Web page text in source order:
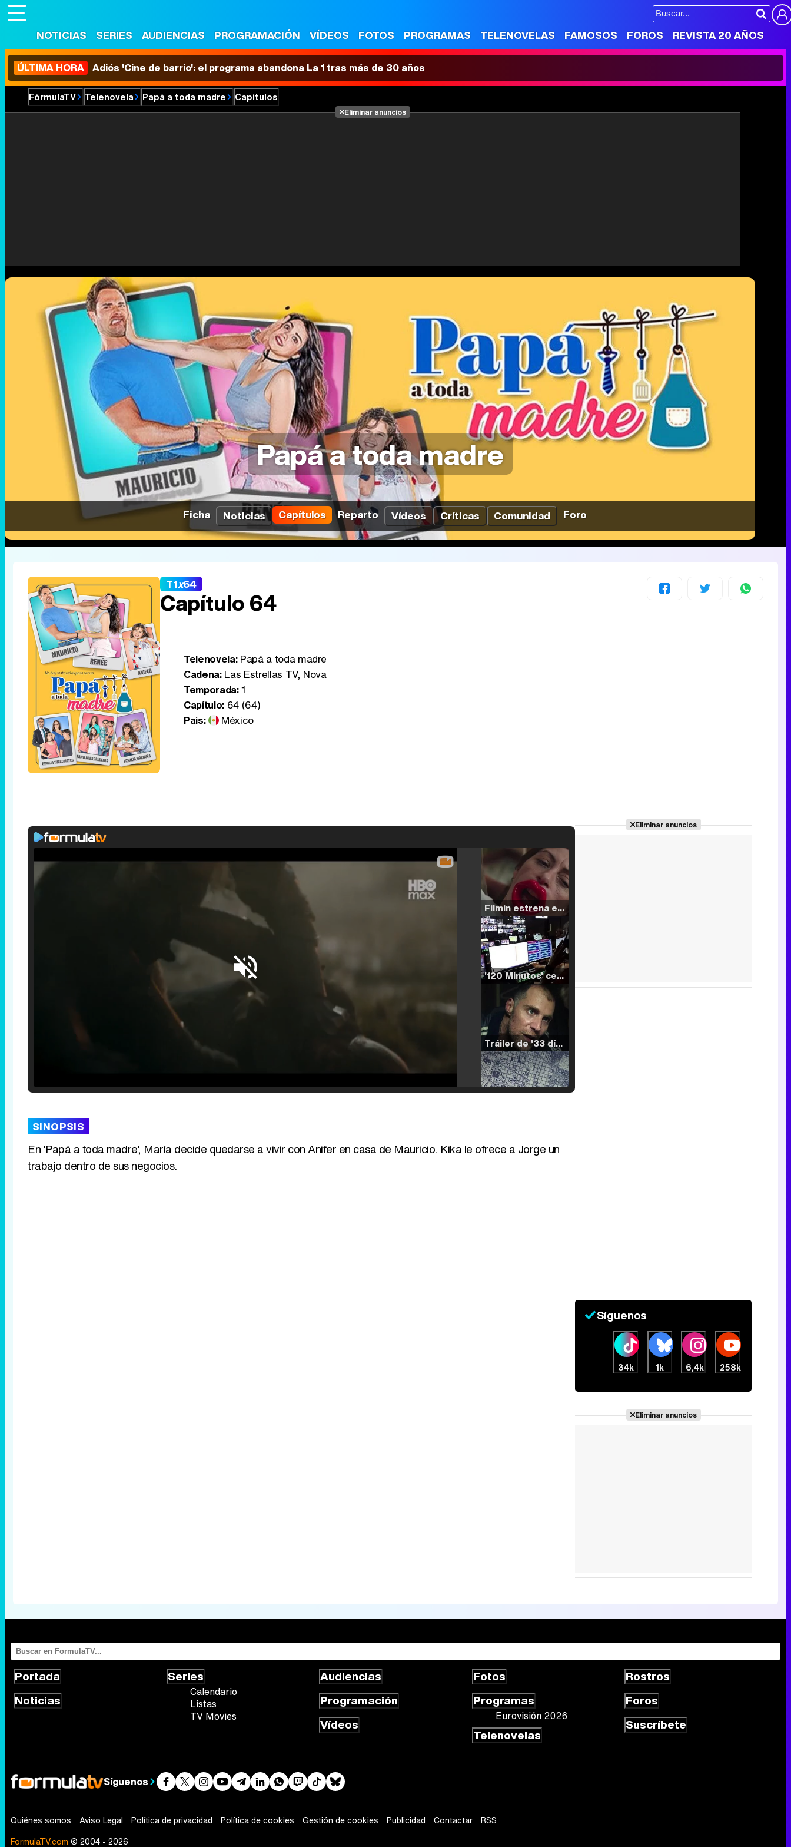
NOTICIAS SERIES AUDIENCIAS PROGRAMACIÓN VÍDEOS FOTOS PROGRAMAS TELENOVELAS FAMOSOS FOROS REVISTA 20 AÑOS
ÚLTIMA HORA Adiós 'Cine de barrio': el programa abandona La 1 tras más de 30 años
FórmulaTV Telenovela Papá a toda madre Capítulos
Eliminar anuncios
Papá a toda madre
Ficha Noticias Capítulos Reparto Vídeos Críticas Comunidad Foro
T1x64
Capítulo 64
Telenovela:Papá a toda madre
Cadena:Las Estrellas TV, Nova
Temporada:1
Capítulo:64 (64)
País:
México
Filmin estrena el tráiler de 'Millennial Mal', su nueva comedia universitaria de la mano de Lorena Iglesias
'120 Minutos' celebra sus 2.000 programas en Telemadrid con un vídeo del día a día en la redacción
Tráiler de '33 días', la nueva serie de Atresplayer con Julián Villagrán y José Manuel Poga
SINOPSIS
En 'Papá a toda madre', María decide quedarse a vivir con Anifer en casa de Mauricio. Kika le ofrece a Jorge un
trabajo dentro de sus negocios.
Eliminar anuncios
Síguenos
34k 1k 6,4k 258k
Eliminar anuncios
Portada
Noticias
Series
Calendario
Listas
TV Movies
Audiencias
Programación
Vídeos
Fotos
Programas
Eurovisión 2026
Telenovelas
Rostros
Foros
Suscríbete
Síguenos
Quiénes somos Aviso Legal Política de privacidad Política de cookies Gestión de cookies Publicidad Contactar
RSS
FormulaTV.com © 2004 - 2026